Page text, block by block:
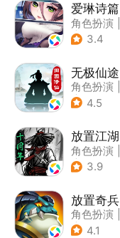
爱琳诗篇
角色扮演
| 美少女
3.4
无极仙途
角色扮演
| 文字游戏
4.5
放置江湖
角色扮演
| 文字游戏
3.9
放置奇兵
角色扮演
| 欧美风
4.1